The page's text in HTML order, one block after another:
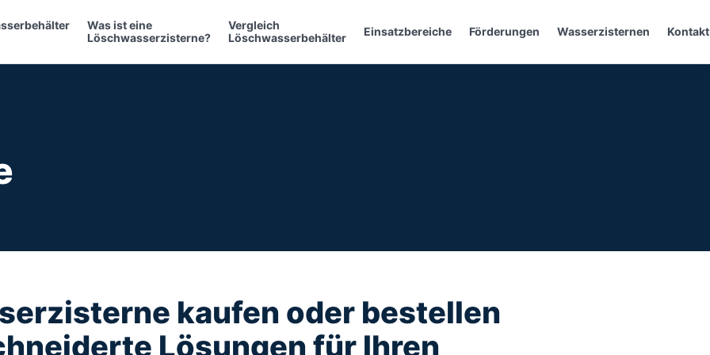
Was ist eine
Löschwasserzisterne?
Vergleich
Löschwasserbehälter
Einsatzbereiche Förderungen Wasserzisternen Kontakt
kaufen oder bestellen
Lösungen für Ihren